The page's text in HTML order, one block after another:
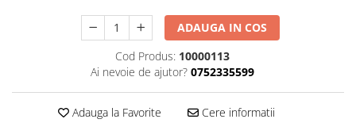
ADAUGA IN COS
Cod Produs: 10000113
Ai nevoie de ajutor? 0752335599
Adauga la Favorite Cere informatii